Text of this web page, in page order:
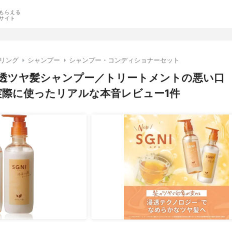
らえる
イト
ング シャンプー シャンプー・コンディショナーセット
ツヤ髪シャンプー／トリートメントの悪い口
に使ったリアルな本音レビュー1件